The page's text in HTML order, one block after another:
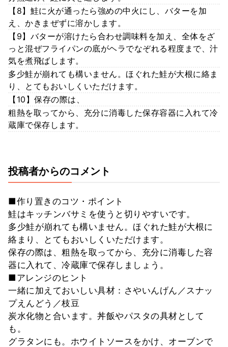
【8】鮭に火が通ったら強めの中火にし、バターを加
え、かきまぜずに溶かします。
【9】バターが溶けたら合わせ調味料を加え、全体をざ
っと混ぜフライパンの底がヘラでなぞれる程度まで、汁
気を煮飛ばします。
多少鮭が崩れても構いません。ほぐれた鮭が大根に絡ま
り、とてもおいしくいただけます。
【10】保存の際は、
粗熱を取ってから、充分に消毒した保存容器に入れて冷
蔵庫で保存します。
投稿者からのコメント
■作り置きのコツ・ポイント
鮭はキッチンバサミを使うと切りやすいです。
多少鮭が崩れても構いません。ほぐれた鮭が大根に
絡まり、とてもおいしくいただけます。
保存の際は、粗熱を取ってから、充分に消毒した容
器に入れて、冷蔵庫で保存しましょう。
■アレンジのヒント
一緒に加えておいしい具材：さやいんげん／スナッ
プえんどう／枝豆
炭水化物と合います。丼飯やパスタの具材として
も。
グラタンにも。ホウイトソースをかけ、オーブンで